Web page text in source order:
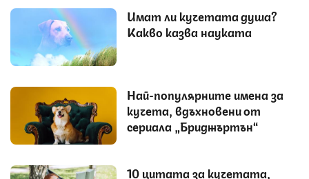
Имат ли кучетата душа?
Какво казва науката
Най-популярните имена за
кучета, вдъхновени от
сериала „Бриджъртън“
10 цитата за кучетата,